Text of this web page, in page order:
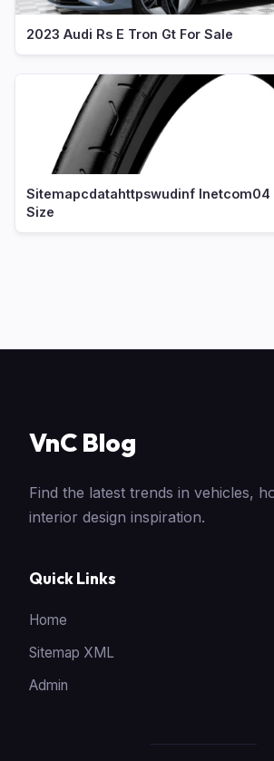
2023 Audi Rs E Tron Gt For Sale
Sitemapcdatahttpswudinf Inetcom04
Size
VnC Blog
Find the latest trends in vehicles,
interior design inspiration.
Quick Links
Home
Sitemap XML
Admin